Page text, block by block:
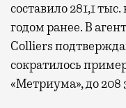
составило 281,1
годом ранее. В
Colliers
сократилось
«Метриума», до 208